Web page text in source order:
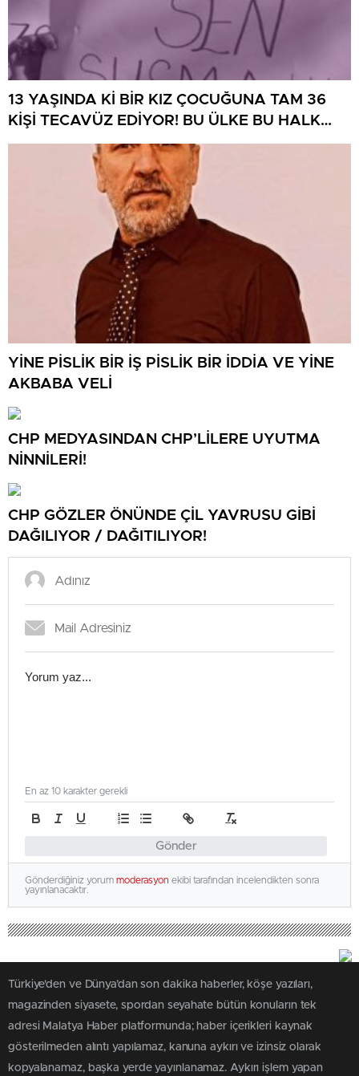
13 YAŞINDA Kİ BİR KIZ ÇOCUĞUNA TAM 36
KİŞİ TECAVÜZ EDİYOR! BU ÜLKE BU HALK
NEREYE SAVRULDU NASIL SAVRULDU!
YİNE PİSLİK BİR İŞ PİSLİK BİR İDDİA VE YİNE
AKBABA VELİ
CHP MEDYASINDAN CHP’LİLERE UYUTMA
NİNNİLERİ!
CHP GÖZLER ÖNÜNDE ÇİL YAVRUSU GİBİ
DAĞILIYOR / DAĞITILIYOR!
Gönder
En az 10 karakter gerekli
Gönderdiğiniz yorum moderasyon ekibi tarafından incelendikten sonra
yayınlanacaktır.
Türkiye'den ve Dünya’dan son dakika haberler, köşe yazıları,
magazinden siyasete, spordan seyahate bütün konuların tek
adresi Malatya Haber platformunda; haber içerikleri kaynak
gösterilmeden alıntı yapılamaz, kanuna aykırı ve izinsiz olarak
kopyalanamaz, başka yerde yayınlanamaz. Aykırı işlem yapan